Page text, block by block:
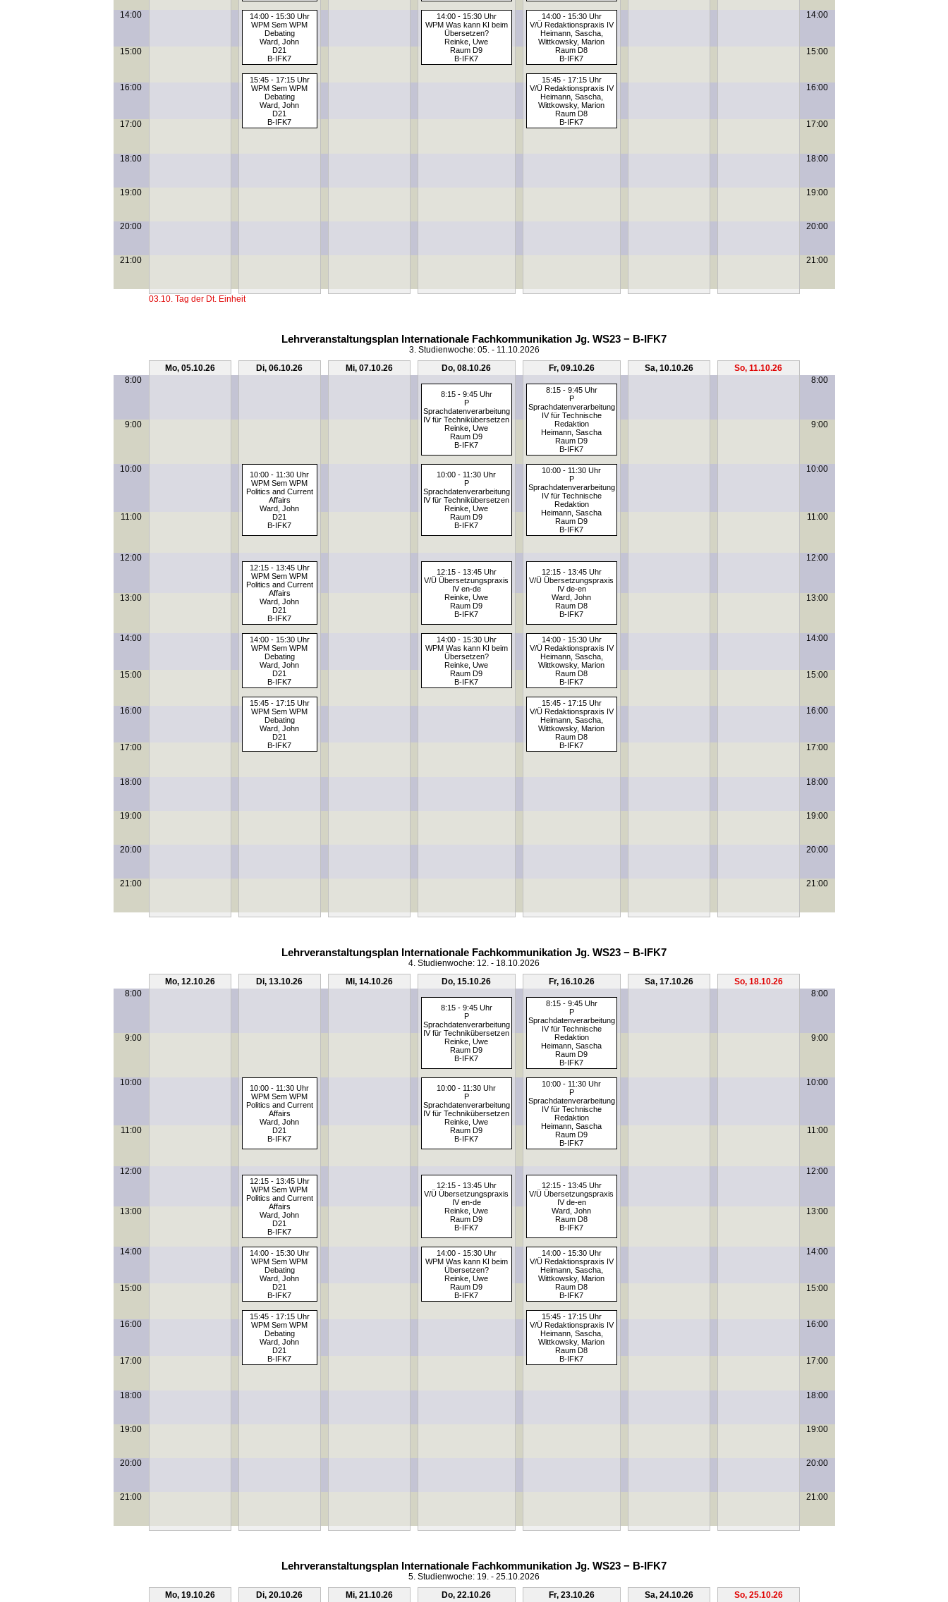
14:00
14:00 - 15:30 Uhr
WPM Sem WPM
Debating
Ward, John
D21
B-IFK7
14:00 - 15:30 Uhr
WPM Was kann KI beim
Übersetzen?
Reinke, Uwe
Raum D9
B-IFK7
14:00 - 15:30 Uhr
V/Ü Redaktionspraxis IV
Heimann, Sascha,
Wittkowsky, Marion
Raum D8
B-IFK7
14:00
15:00 15:00
15:45 - 17:15 Uhr
WPM Sem WPM
Debating
Ward, John
D21
B-IFK7
15:45 - 17:15 Uhr
V/Ü Redaktionspraxis IV
Heimann, Sascha,
Wittkowsky, Marion
Raum D8
B-IFK7
16:00 16:00
17:00 17:00
18:00 18:00
19:00 19:00
20:00 20:00
21:00 21:00
03.10. Tag der Dt. Einheit
Lehrveranstaltungsplan Internationale Fachkommunikation Jg. WS23 − B-IFK7
3. Studienwoche: 05. - 11.10.2026
Mo, 05.10.26
Di, 06.10.26 Mi, 07.10.26 Do, 08.10.26 Fr, 09.10.26 Sa, 10.10.26
So, 11.10.26
8:00
8:00
8:15 - 9:45 Uhr
P
Sprachdatenverarbeitung
IV für Technikübersetzen
Reinke, Uwe
Raum D9
B-IFK7
8:15 - 9:45 Uhr
P
Sprachdatenverarbeitung
IV für Technische
Redaktion
Heimann, Sascha
Raum D9
B-IFK7
9:00 9:00
10:00
10:00 - 11:30 Uhr
WPM Sem WPM
Politics and Current
Affairs
Ward, John
D21
B-IFK7
10:00 - 11:30 Uhr
P
Sprachdatenverarbeitung
IV für Technikübersetzen
Reinke, Uwe
Raum D9
B-IFK7
10:00 - 11:30 Uhr
P
Sprachdatenverarbeitung
IV für Technische
Redaktion
Heimann, Sascha
Raum D9
B-IFK7
10:00
11:00 11:00
12:00 12:00
12:15 - 13:45 Uhr
WPM Sem WPM
Politics and Current
Affairs
Ward, John
D21
B-IFK7
12:15 - 13:45 Uhr
V/Ü Übersetzungspraxis
IV en-de
Reinke, Uwe
Raum D9
B-IFK7
12:15 - 13:45 Uhr
V/Ü Übersetzungspraxis
IV de-en
Ward, John
Raum D8
B-IFK7
13:00 13:00
14:00
14:00 - 15:30 Uhr
WPM Sem WPM
Debating
Ward, John
D21
B-IFK7
14:00 - 15:30 Uhr
WPM Was kann KI beim
Übersetzen?
Reinke, Uwe
Raum D9
B-IFK7
14:00 - 15:30 Uhr
V/Ü Redaktionspraxis IV
Heimann, Sascha,
Wittkowsky, Marion
Raum D8
B-IFK7
14:00
15:00 15:00
15:45 - 17:15 Uhr
WPM Sem WPM
Debating
Ward, John
D21
B-IFK7
15:45 - 17:15 Uhr
V/Ü Redaktionspraxis IV
Heimann, Sascha,
Wittkowsky, Marion
Raum D8
B-IFK7
16:00 16:00
17:00 17:00
18:00 18:00
19:00 19:00
20:00 20:00
21:00 21:00
Lehrveranstaltungsplan Internationale Fachkommunikation Jg. WS23 − B-IFK7
4. Studienwoche: 12. - 18.10.2026
Mo, 12.10.26
Di, 13.10.26 Mi, 14.10.26 Do, 15.10.26 Fr, 16.10.26 Sa, 17.10.26
So, 18.10.26
8:00
8:00
8:15 - 9:45 Uhr
P
Sprachdatenverarbeitung
IV für Technikübersetzen
Reinke, Uwe
Raum D9
B-IFK7
8:15 - 9:45 Uhr
P
Sprachdatenverarbeitung
IV für Technische
Redaktion
Heimann, Sascha
Raum D9
B-IFK7
9:00 9:00
10:00
10:00 - 11:30 Uhr
WPM Sem WPM
Politics and Current
Affairs
Ward, John
D21
B-IFK7
10:00 - 11:30 Uhr
P
Sprachdatenverarbeitung
IV für Technikübersetzen
Reinke, Uwe
Raum D9
B-IFK7
10:00 - 11:30 Uhr
P
Sprachdatenverarbeitung
IV für Technische
Redaktion
Heimann, Sascha
Raum D9
B-IFK7
10:00
11:00 11:00
12:00 12:00
12:15 - 13:45 Uhr
WPM Sem WPM
Politics and Current
Affairs
Ward, John
D21
B-IFK7
12:15 - 13:45 Uhr
V/Ü Übersetzungspraxis
IV en-de
Reinke, Uwe
Raum D9
B-IFK7
12:15 - 13:45 Uhr
V/Ü Übersetzungspraxis
IV de-en
Ward, John
Raum D8
B-IFK7
13:00 13:00
14:00
14:00 - 15:30 Uhr
WPM Sem WPM
Debating
Ward, John
D21
B-IFK7
14:00 - 15:30 Uhr
WPM Was kann KI beim
Übersetzen?
Reinke, Uwe
Raum D9
B-IFK7
14:00 - 15:30 Uhr
V/Ü Redaktionspraxis IV
Heimann, Sascha,
Wittkowsky, Marion
Raum D8
B-IFK7
14:00
15:00 15:00
15:45 - 17:15 Uhr
WPM Sem WPM
Debating
Ward, John
D21
B-IFK7
15:45 - 17:15 Uhr
V/Ü Redaktionspraxis IV
Heimann, Sascha,
Wittkowsky, Marion
Raum D8
B-IFK7
16:00 16:00
17:00 17:00
18:00 18:00
19:00 19:00
20:00 20:00
21:00 21:00
Lehrveranstaltungsplan Internationale Fachkommunikation Jg. WS23 − B-IFK7
5. Studienwoche: 19. - 25.10.2026
Mo, 19.10.26
Di, 20.10.26 Mi, 21.10.26 Do, 22.10.26 Fr, 23.10.26 Sa, 24.10.26
So, 25.10.26